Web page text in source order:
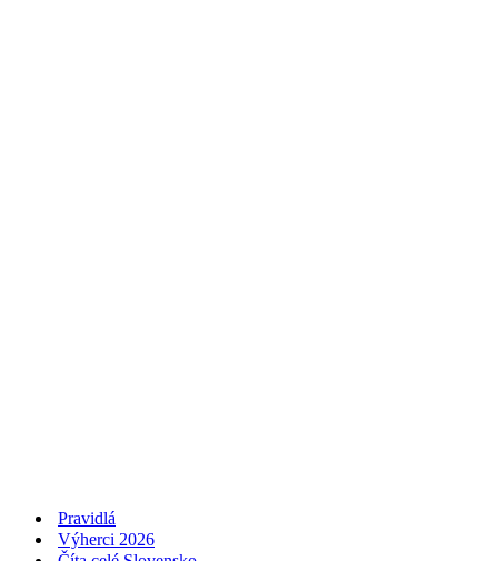
Pravidlá
Výherci 2026